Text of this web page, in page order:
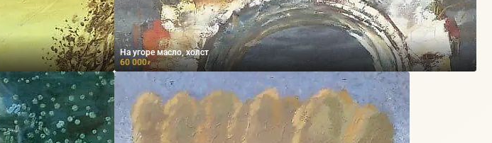
На угоре масло, холст
60 000₽